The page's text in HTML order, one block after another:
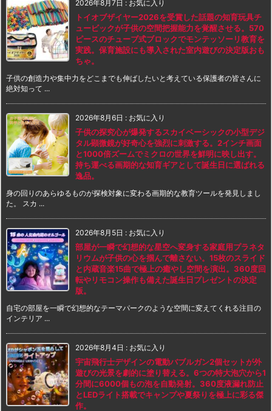
2026年8月7日 : お気に入り
トイオブザイヤー2026を受賞した話題の知育玩具チ
ュービックが子供の空間把握能力を覚醒させる。570
ピースのチューブ式ブロックでモンテッソーリ教育を
実践。保育施設にも導入された室内遊びの決定版おも
ちゃ。
子供の創造力や集中力をどこまでも伸ばしたいと考えている保護者の皆さんに
絶対知って ...
2026年8月6日 : お気に入り
子供の探究心が爆発するスカイベーシックの小型デジ
タル顕微鏡が好奇心を強烈に刺激する。2インチ画面
と1000倍ズームでミクロの世界を鮮明に映し出す。
持ち運べる画期的な知育ギアとして誕生日に選ばれる
逸品。
身の回りのあらゆるものが探検対象に変わる画期的な教育ツールを発見しまし
た。 スカ ...
2026年8月5日 : お気に入り
部屋が一瞬で幻想的な星空へ変身する家庭用プラネタ
リウムが子供の心を掴んで離さない。15枚のスライド
と内蔵音楽15曲で極上の癒やし空間を演出。360度回
転やリモコン操作も備えた誕生日プレゼントの決定
版。
自宅の部屋を一瞬で幻想的なテーマパークのような空間に変えてくれる注目の
インテリア ...
2026年8月4日 : お気に入り
宇宙飛行士デザインの電動バブルガン2個セットが外
遊びの光景を劇的に塗り替える。6つの特大泡穴から1
分間に6000個もの泡を自動発射。360度液漏れ防止
とLEDライト搭載でキャンプや夏祭りを極上に彩る傑
作。